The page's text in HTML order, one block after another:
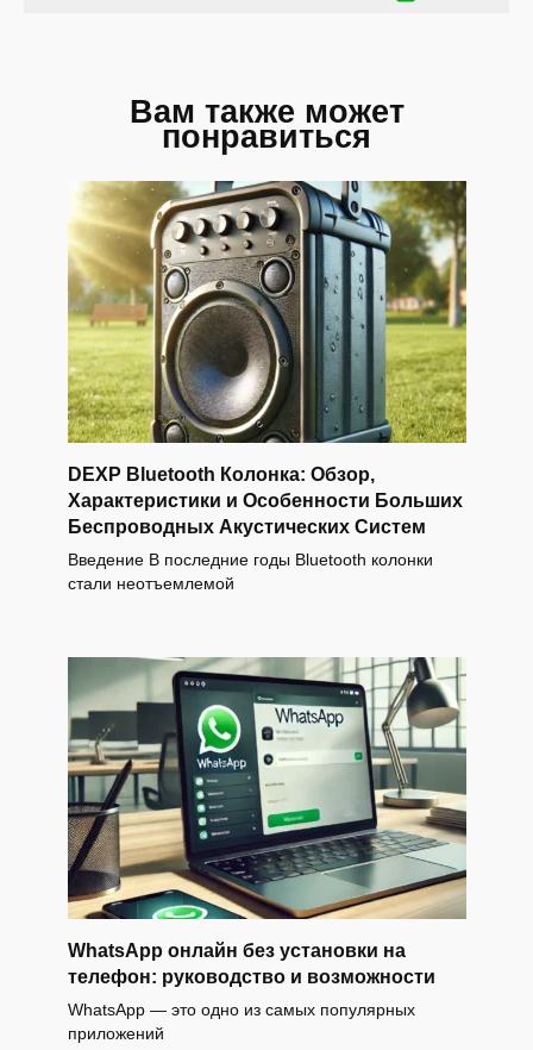
Вам также может
понравиться
DEXP Bluetooth Колонка: Обзор,
Характеристики и Особенности Больших
Беспроводных Акустических Систем
Введение В последние годы Bluetooth колонки
стали неотъемлемой
WhatsApp онлайн без установки на
телефон: руководство и возможности
WhatsApp — это одно из самых популярных
приложений